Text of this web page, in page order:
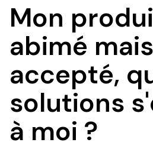
Mon
abimé
accepté,
solutions
à moi ?